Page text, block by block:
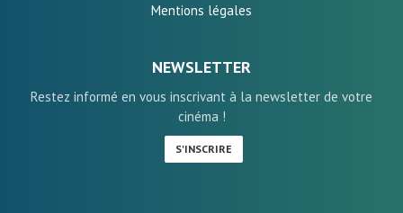
Mentions légales
NEWSLETTER
Restez informé en vous inscrivant à la newsletter de votre
cinéma !
S'INSCRIRE